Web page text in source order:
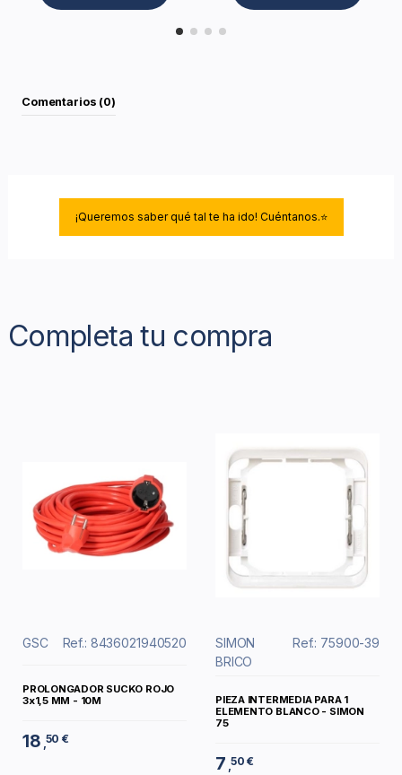
Comentarios (0)
¡Queremos saber qué tal te ha ido! Cuéntanos.⭐
Completa tu compra
GSC Ref.: 8436021940520
PROLONGADOR SUCKO ROJO
3x1,5 MM - 10M
18 ,50 €
SIMON
BRICO
Ref.: 75900-39
PIEZA INTERMEDIA PARA 1
ELEMENTO BLANCO - SIMON
75
7 ,50 €